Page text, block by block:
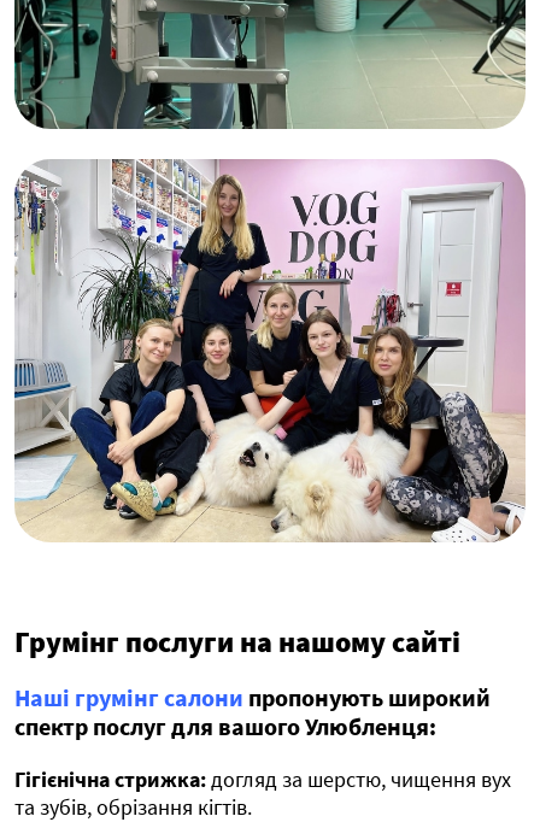
Грумінг послуги на нашому сайті
Наші грумінг салони пропонують широкий
спектр послуг для вашого Улюбленця:
Гігієнічна стрижка:догляд за шерстю, чищення вух
та зубів, обрізання кігтів.